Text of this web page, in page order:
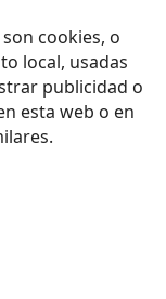
cookies, o
local, usadas
publicidad o
esta web o en